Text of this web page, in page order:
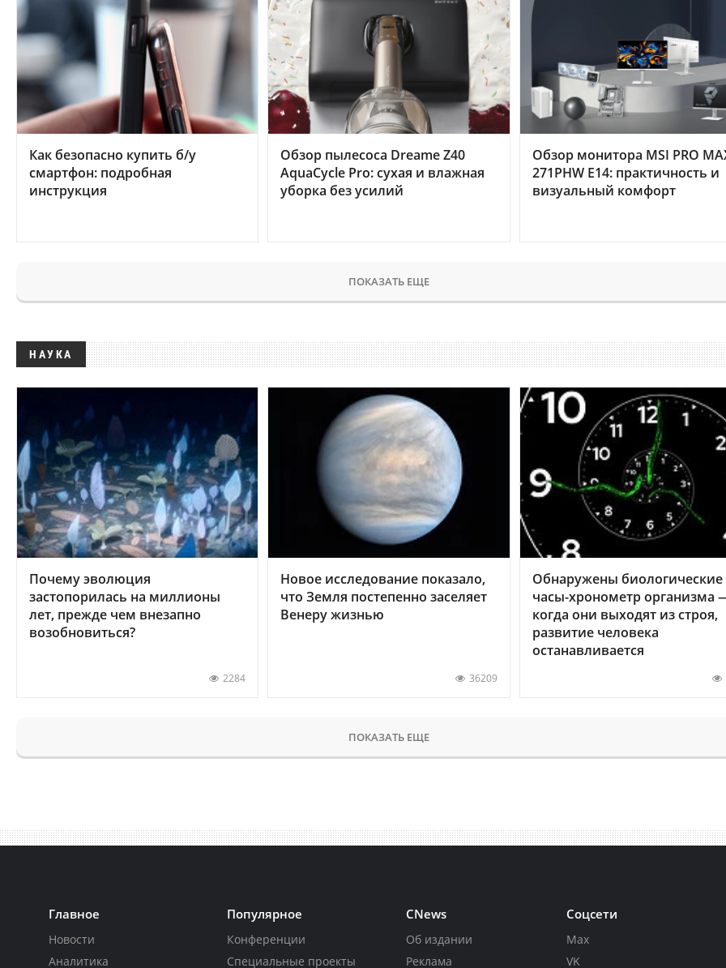
Как безопасно купить б/у
смартфон: подробная
инструкция
Обзор пылесоса Dreame Z40
AquaCycle Pro: сухая и влажная
уборка без усилий
Обзор монитора MSI PRO
271PHW E14: практичность и
визуальный комфорт
ПОКАЗАТЬ ЕЩЕ
НАУКА
Почему эволюция
застопорилась на миллионы
лет, прежде чем внезапно
возобновиться?
2284
Новое исследование показало,
что Земля постепенно заселяет
Венеру жизнью
36209
Обнаружены биологические
часы-хронометр организма
когда они выходят из строя,
развитие человека
останавливается
ПОКАЗАТЬ ЕЩЕ
Главное
Новости
Аналитика
Популярное
Конференции
Специальные проекты
CNews
Об издании
Реклама
Соцсети
Max
VK